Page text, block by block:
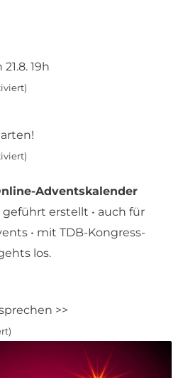
19h
Adventskalender
geführt erstellt • auch für
• mit TDB-Kongress-
los.
>>